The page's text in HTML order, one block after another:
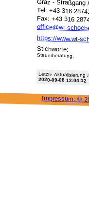
Graz - Straßgang
Tel: +43 316
Fax: +43 316
office@wt-
https://www.wt-
Stichworte:
Steuerberatung,
Letzte Aktu­alisie­rung
2020-09-08 12:04:12
Impressum: ©